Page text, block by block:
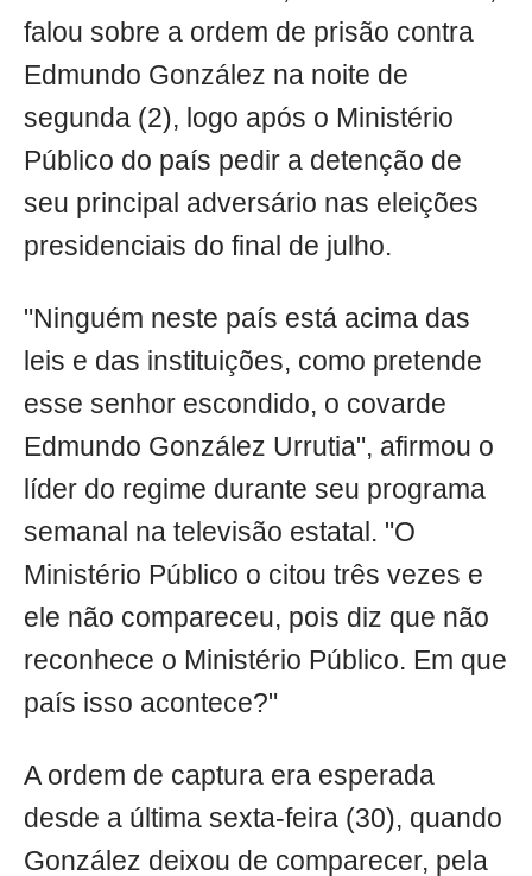
falou sobre a ordem de prisão contra
Edmundo González na noite de
segunda (2), logo após o Ministério
Público do país pedir a detenção de
seu principal adversário nas eleições
presidenciais do final de julho.
"Ninguém neste país está acima das
leis e das instituições, como pretende
esse senhor escondido, o covarde
Edmundo González Urrutia", afirmou o
líder do regime durante seu programa
semanal na televisão estatal. "O
Ministério Público o citou três vezes e
ele não compareceu, pois diz que não
reconhece o Ministério Público. Em que
país isso acontece?"
A ordem de captura era esperada
desde a última sexta-feira (30), quando
González deixou de comparecer, pela